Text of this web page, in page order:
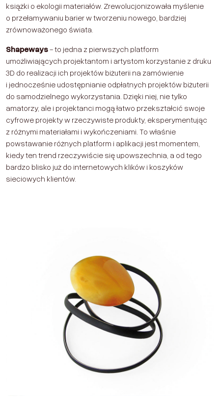
książki o ekologii materiałów. Zrewolucjonizowała myślenie
o przełamywaniu barier w tworzeniu nowego, bardziej
zrównoważonego świata.
Shapeways- to jedna z pierwszych platform
umożliwiających projektantom i artystom korzystanie z druku
3D do realizacji ich projektów biżuterii na zamówienie
i jednocześnie udostępnianie odpłatnych projektów biżuterii
do samodzielnego wykorzystania. Dzięki niej, nie tylko
amatorzy, ale i projektanci mogą łatwo przekształcić swoje
cyfrowe projekty w rzeczywiste produkty, eksperymentując
z różnymi materiałami i wykończeniami. To właśnie
powstawanie różnych platform i aplikacji jest momentem,
kiedy ten trend rzeczywiście się upowszechnia, a od tego
bardzo blisko już do internetowych klików i koszyków
sieciowych klientów.